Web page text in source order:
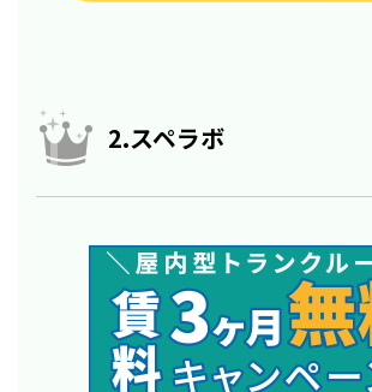
2.スペラボ